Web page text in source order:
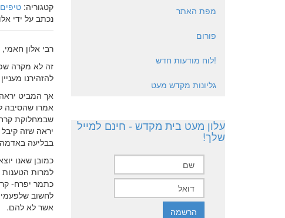
קטגוריה:
נכתב על ידי
רבי אלון
זה לא מקרה
להזהירנו
אך המביט
אמרו שהסיבה
שבמחלוקת
יראה שזה
בבליעה באדמה
כמובן שאנו
למרות הטענות
כתמר יפרח-
לחשוב
אשר לא להם.
מפת האתר
פורום
!לוח מודעות חדש
גליונות מקדש מעט
עלון מעט בית מקדש - חינם למייל
שלך!